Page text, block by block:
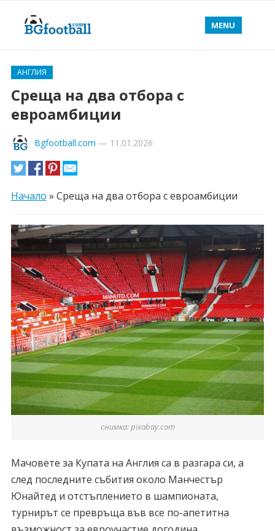
MENU
АНГЛИЯ
Среща на два отбора с
евроамбиции
Bgfootball.com — 11.01.2026
Начало » Среща на два отбора с евроамбиции
снимка: pixabay.com
Мачовете за Купата на Англия са в разгара си, а
след последните събития около Манчестър
Юнайтед и отстъплението в шампионата,
турнирът се превръща във все по-апетитна